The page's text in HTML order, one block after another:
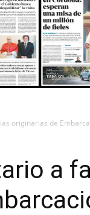
originarias de
a